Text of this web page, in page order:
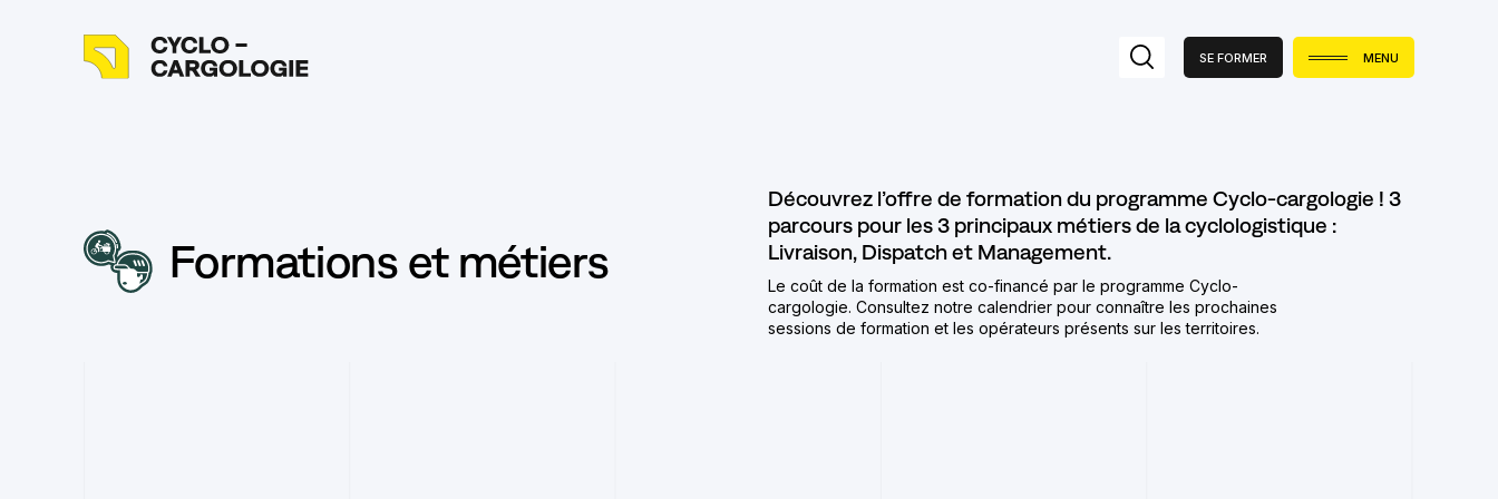
ACCUEIL
LE PROGRAMME
ÉVÉNEMENTS
Fermer
SE FORMER MENU
Formations et métiers
Découvrez l’offre de formation du programme Cyclo-cargologie ! 3
parcours pour les 3 principaux métiers de la cyclologistique :
Livraison, Dispatch et Management.
Le coût de la formation est co-financé par le programme Cyclo-
cargologie. Consultez notre calendrier pour connaître les prochaines
sessions de formation et les opérateurs présents sur les territoires.